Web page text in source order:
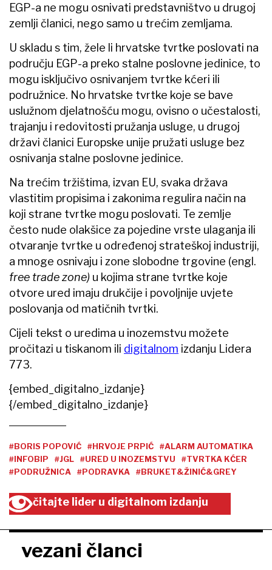
EGP-a ne mogu osnivati predstavništvo u drugoj
zemlji članici, nego samo u trećim zemljama.
U skladu s tim, žele li hrvatske tvrtke poslovati na
području EGP-a preko stalne poslovne jedinice, to
mogu isključivo osnivanjem tvrtke kćeri ili
podružnice. No hrvatske tvrtke koje se bave
uslužnom djelatnošću mogu, ovisno o učestalosti,
trajanju i redovitosti pružanja usluge, u drugoj
državi članici Europske unije pružati usluge bez
osnivanja stalne poslovne jedinice.
Na trećim tržištima, izvan EU, svaka država
vlastitim propisima i zakonima regulira način na
koji strane tvrtke mogu poslovati. Te zemlje
često nude olakšice za pojedine vrste ulaganja ili
otvaranje tvrtke u određenoj strateškoj industriji,
a mnoge osnivaju i zone slobodne trgovine (engl.
free trade zone) u kojima strane tvrtke koje
otvore ured imaju drukčije i povoljnije uvjete
poslovanja od matičnih tvrtki.
Cijeli tekst o uredima u inozemstvu možete
pročitazi u tiskanom ili digitalnom izdanju Lidera
773.
{embed_digitalno_izdanje}
{/embed_digitalno_izdanje}
#BORIS POPOVIĆ #HRVOJE PRPIĆ
#ALARM AUTOMATIKA
#INFOBIP
#JGL #URED U INOZEMSTVU
#TVRTKA KĆER
#PODRUŽNICA
#PODRAVKA #BRUKET&ŽINIĆ&GREY
čitajte lider u digitalnom izdanju
vezani članci